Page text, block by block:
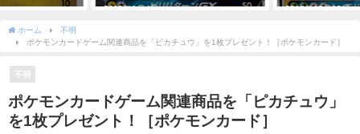
2019年1月4日 2018年12月12日
ホーム
不明
ポケモンカードゲーム関連商品を「ピカチュウ」を1枚プレゼント！［ポケモンカード］
不明
ポケモンカードゲーム関連商品を「ピカチュウ」
を1枚プレゼント！［ポケモンカード］